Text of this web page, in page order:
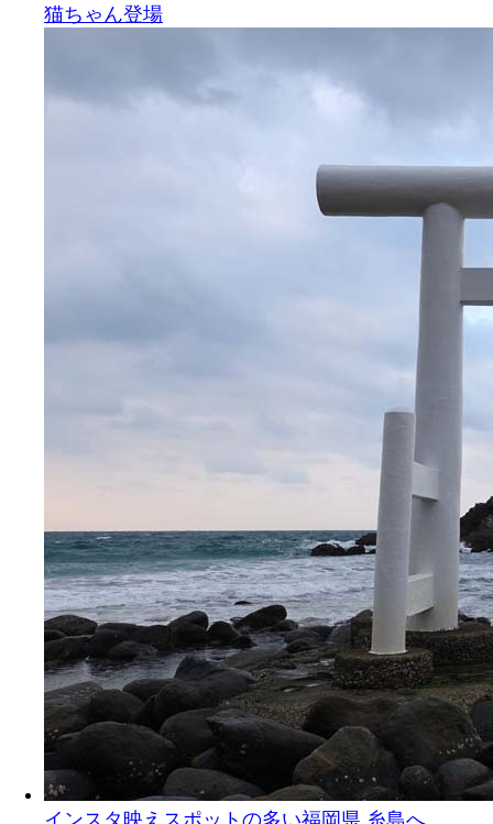
猫ちゃん登場
インスタ映えスポットの多い福岡県 糸島へ